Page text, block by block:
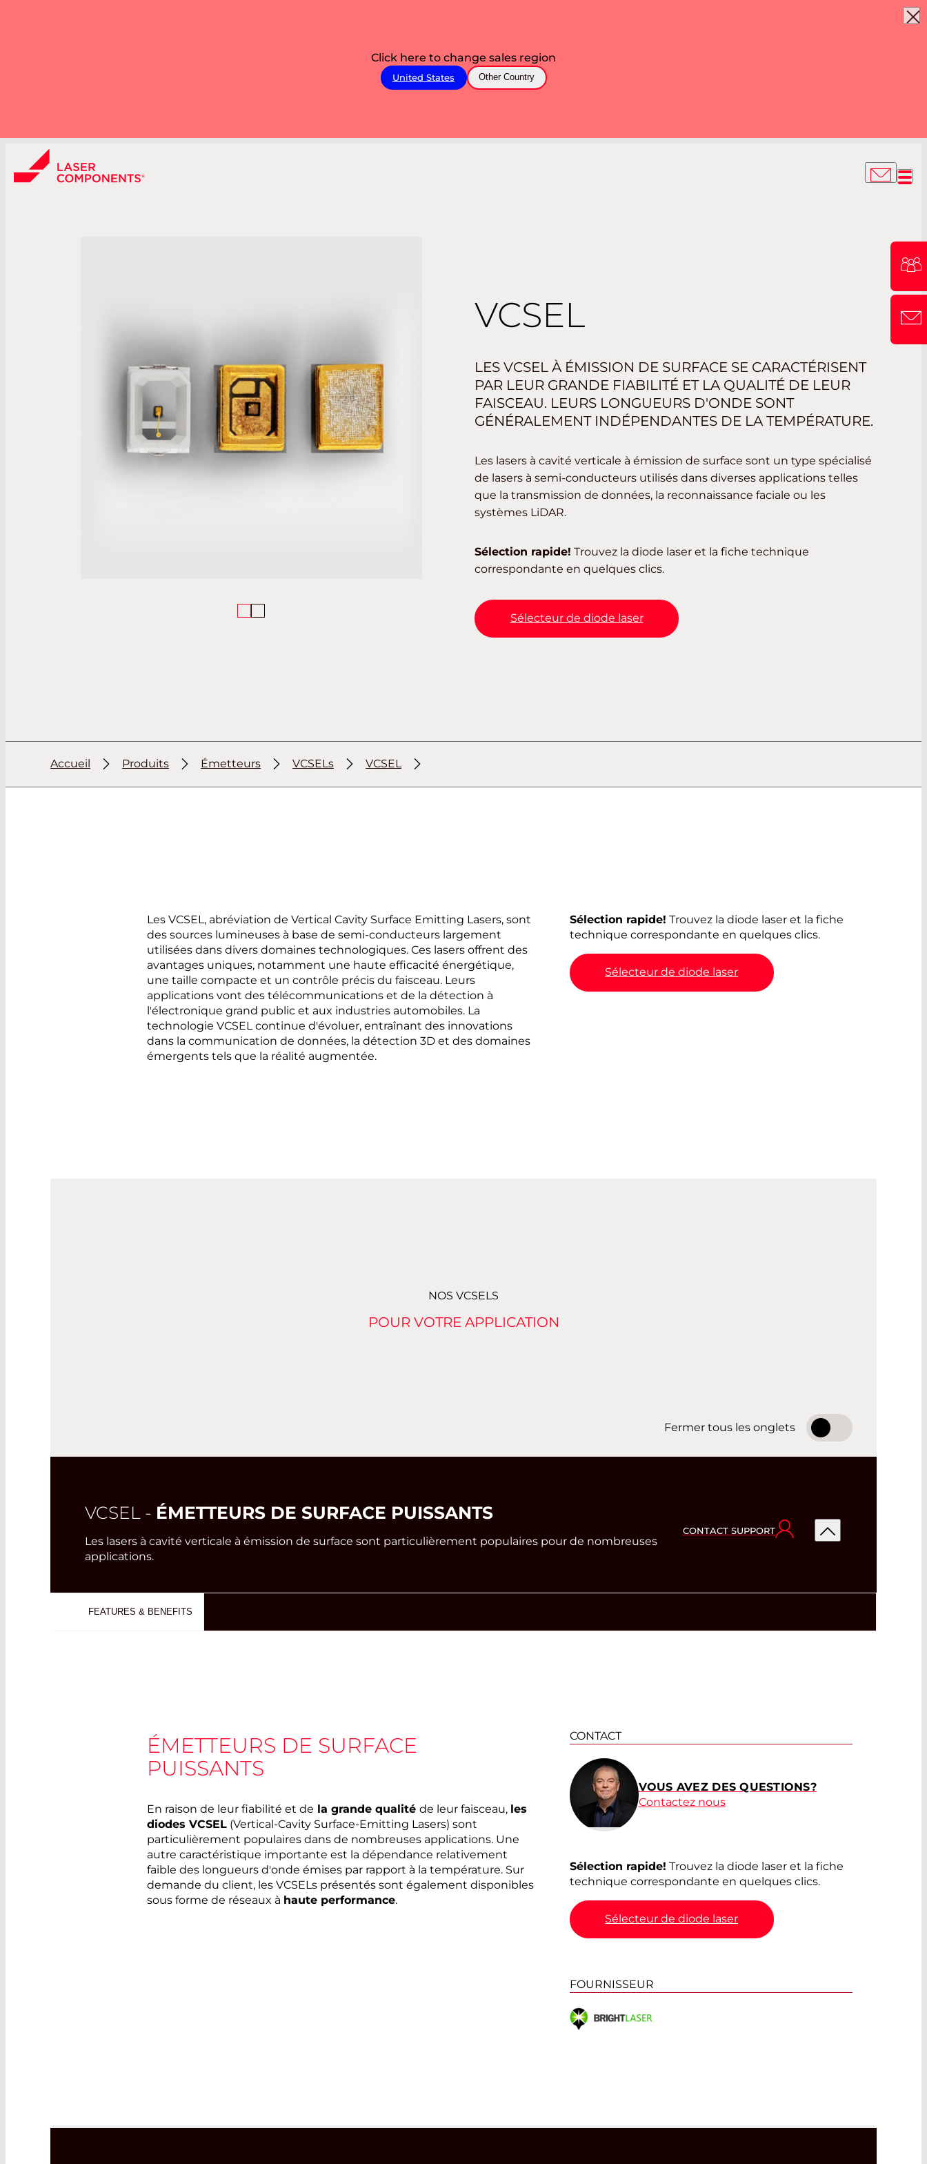
Click here to change sales region
United States Other Country
VCSEL
LES VCSEL À ÉMISSION DE SURFACE SE CARACTÉRISENT
PAR LEUR GRANDE FIABILITÉ ET LA QUALITÉ DE LEUR
FAISCEAU. LEURS LONGUEURS D'ONDE SONT
GÉNÉRALEMENT INDÉPENDANTES DE LA TEMPÉRATURE.
Les lasers à cavité verticale à émission de surface sont un type spécialisé
de lasers à semi-conducteurs utilisés dans diverses applications telles
que la transmission de données, la reconnaissance faciale ou les
systèmes LiDAR.
Sélection rapide! Trouvez la diode laser et la fiche technique
correspondante en quelques clics.
Sélecteur de diode laser
Accueil Produits Émetteurs VCSELs VCSEL
Les VCSEL, abréviation de Vertical Cavity Surface Emitting Lasers, sont
des sources lumineuses à base de semi-conducteurs largement
utilisées dans divers domaines technologiques. Ces lasers offrent des
avantages uniques, notamment une haute efficacité énergétique,
une taille compacte et un contrôle précis du faisceau. Leurs
applications vont des télécommunications et de la détection à
l'électronique grand public et aux industries automobiles. La
technologie VCSEL continue d'évoluer, entraînant des innovations
dans la communication de données, la détection 3D et des domaines
émergents tels que la réalité augmentée.
Sélection rapide! Trouvez la diode laser et la fiche
technique correspondante en quelques clics.
Sélecteur de diode laser
NOS VCSELS
POUR VOTRE APPLICATION
Fermer tous les onglets
VCSEL - ÉMETTEURS DE SURFACE PUISSANTS
Les lasers à cavité verticale à émission de surface sont particulièrement populaires pour de nombreuses
applications.
CONTACT SUPPORT
FEATURES & BENEFITS
ÉMETTEURS DE SURFACE
PUISSANTS
En raison de leur fiabilité et de la grande qualité de leur faisceau, les
diodes VCSEL (Vertical-Cavity Surface-Emitting Lasers) sont
particulièrement populaires dans de nombreuses applications. Une
autre caractéristique importante est la dépendance relativement
faible des longueurs d'onde émises par rapport à la température. Sur
demande du client, les VCSELs présentés sont également disponibles
sous forme de réseaux à haute performance.
CONTACT
VOUS AVEZ DES QUESTIONS?
Contactez nous
Sélection rapide! Trouvez la diode laser et la fiche
technique correspondante en quelques clics.
Sélecteur de diode laser
FOURNISSEUR